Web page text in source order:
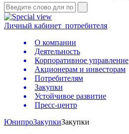
Личный кабинет потребителя
О компании
Деятельность
Корпоративное управление
Акционерам и инвесторам
Потребителям
Закупки
Устойчивое развитие
Пресс-центр
ЮнипроЗакупкиЗакупки